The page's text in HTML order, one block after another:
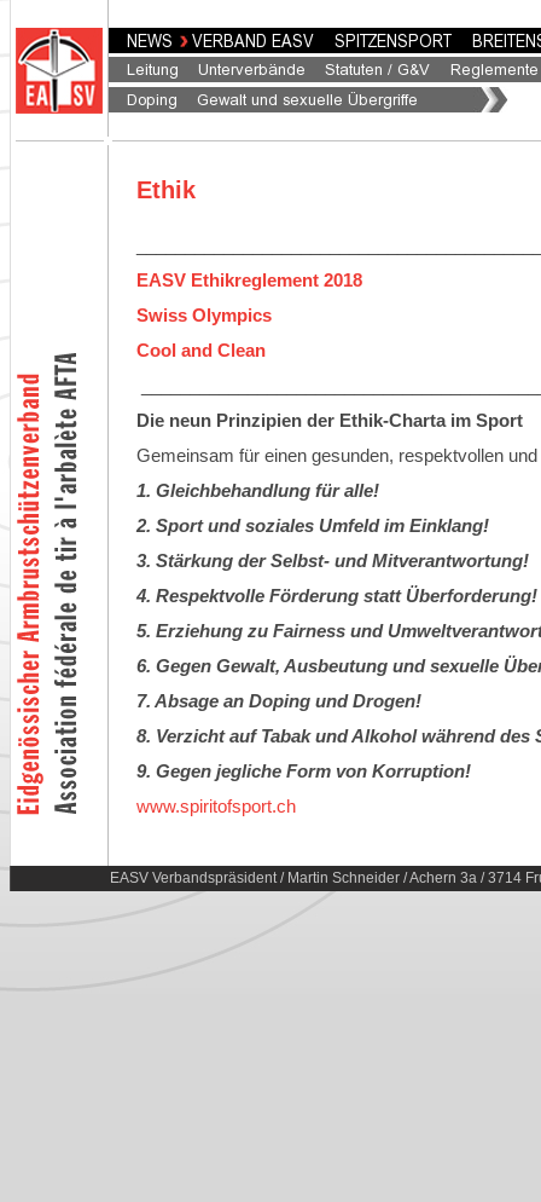
Ethik
EASV Ethikreglement 2018
Swiss Olympics
Cool and Clean
Die neun Prinzipien der Ethik-Charta im Sport
Gemeinsam für einen gesunden, respektvollen
1. Gleichbehandlung für alle!
2. Sport und soziales Umfeld im Einklang!
3. Stärkung der Selbst- und Mitverantwortung!
4. Respektvolle Förderung statt Überforderung!
5. Erziehung zu Fairness und
6. Gegen Gewalt, Ausbeutung und sexuelle
7. Absage an Doping und Drogen!
8. Verzicht auf Tabak und Alkohol während des
9. Gegen jegliche Form von Korruption!
www.spiritofsport.ch
EASV Verbandspräsident / Martin Schneider / Achern 3a / 3714